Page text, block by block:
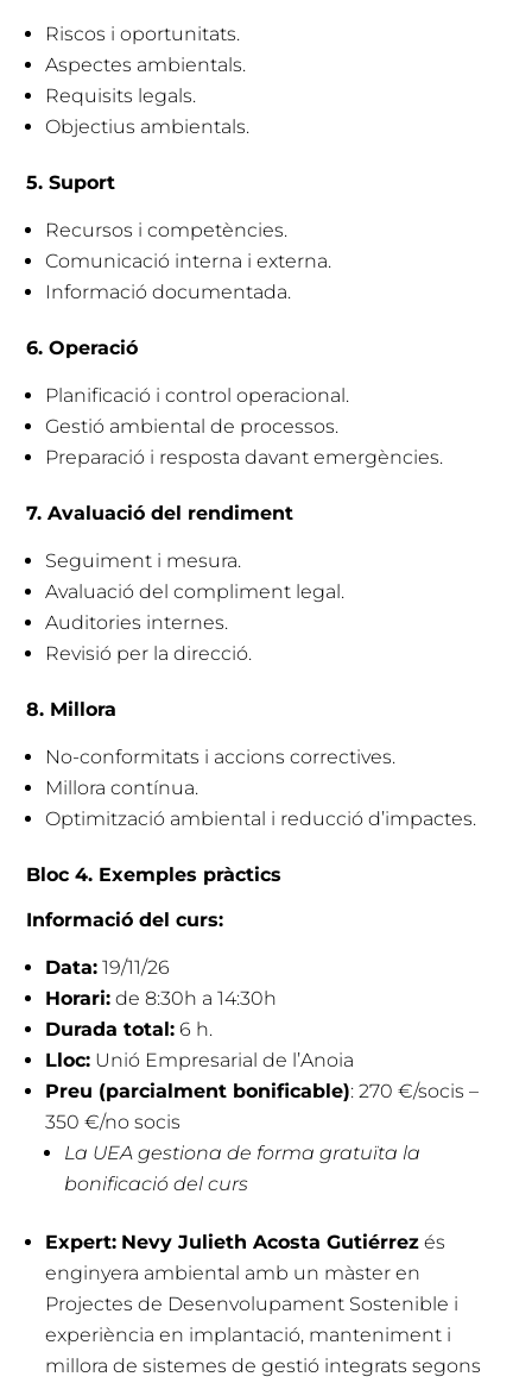
Riscos i oportunitats.
Aspectes ambientals.
Requisits legals.
Objectius ambientals.
5. Suport
Recursos i competències.
Comunicació interna i externa.
Informació documentada.
6. Operació
Planificació i control operacional.
Gestió ambiental de processos.
Preparació i resposta davant emergències.
7. Avaluació del rendiment
Seguiment i mesura.
Avaluació del compliment legal.
Auditories internes.
Revisió per la direcció.
8. Millora
No-conformitats i accions correctives.
Millora contínua.
Optimització ambiental i reducció d’impactes.
Bloc 4. Exemples pràctics
Informació del curs:
Data: 19/11/26
Horari: de 8:30h a 14:30h
Durada total: 6 h.
Lloc: Unió Empresarial de l’Anoia
Preu (parcialment bonificable): 270 €/socis –
350 €/no socis
La UEA gestiona de forma gratuïta la
bonificació del curs
Expert: Nevy Julieth Acosta Gutiérrez és
enginyera ambiental amb un màster en
Projectes de Desenvolupament Sostenible i
experiència en implantació, manteniment i
millora de sistemes de gestió integrats segons